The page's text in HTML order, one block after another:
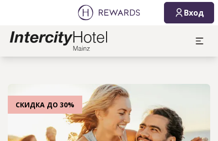
Вход
СКИДКА ДО 30%